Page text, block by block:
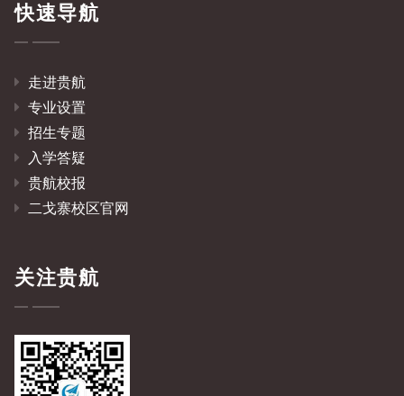
快速导航
走进贵航
专业设置
招生专题
入学答疑
贵航校报
二戈寨校区官网
关注贵航